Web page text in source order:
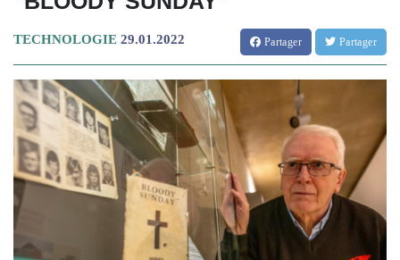
TECHNOLOGIE 29.01.2022 Partager Partager